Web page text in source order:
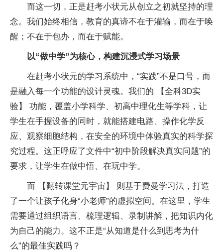
而这一切，正是赶考小状元从创立之初就坚持的理
念。我们始终相信，教育的真谛不在于灌输，而在于唤
醒；不在于包办，而在于赋能。
以“做中学”为核心， 构建沉浸式学习场景
在赶考小状元的学习系统中，“实践”不是口号，而
是融入每一个功能的设计灵魂。我们的 【全科3D实
验】 功能，覆盖小学科学、初高中理化生等学科，让
学生在手握设备的同时，就能搭建电路、操作化学反
应、观察细胞结构，在安全的环境中体验真实的科学探
究过程。这正呼应了文件中“初中阶段解决真实问题”的
要求，让学生在做中悟、在玩中学。
而 【翻转课堂元宇宙】 则基于费曼学习法，打造
了一个让孩子化身“小老师”的虚拟空间。在这里，学生
需要通过组织语言、梳理逻辑、录制讲解，把知识内化
为自己的能力。这不正是“从知道是什么到思考为什
么”的最佳实践吗？